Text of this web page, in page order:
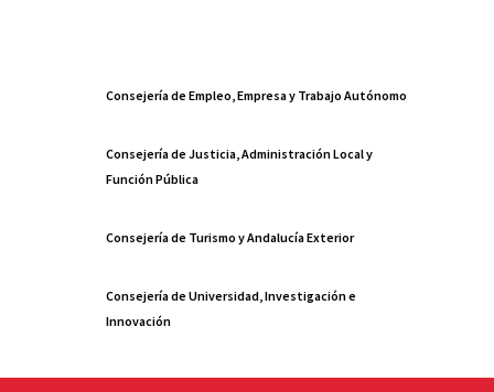
Consejería de Empleo, Empresa y Trabajo Autónomo
Consejería de Justicia, Administración Local y
Función Pública
Consejería de Turismo y Andalucía Exterior
Consejería de Universidad, Investigación e
Innovación